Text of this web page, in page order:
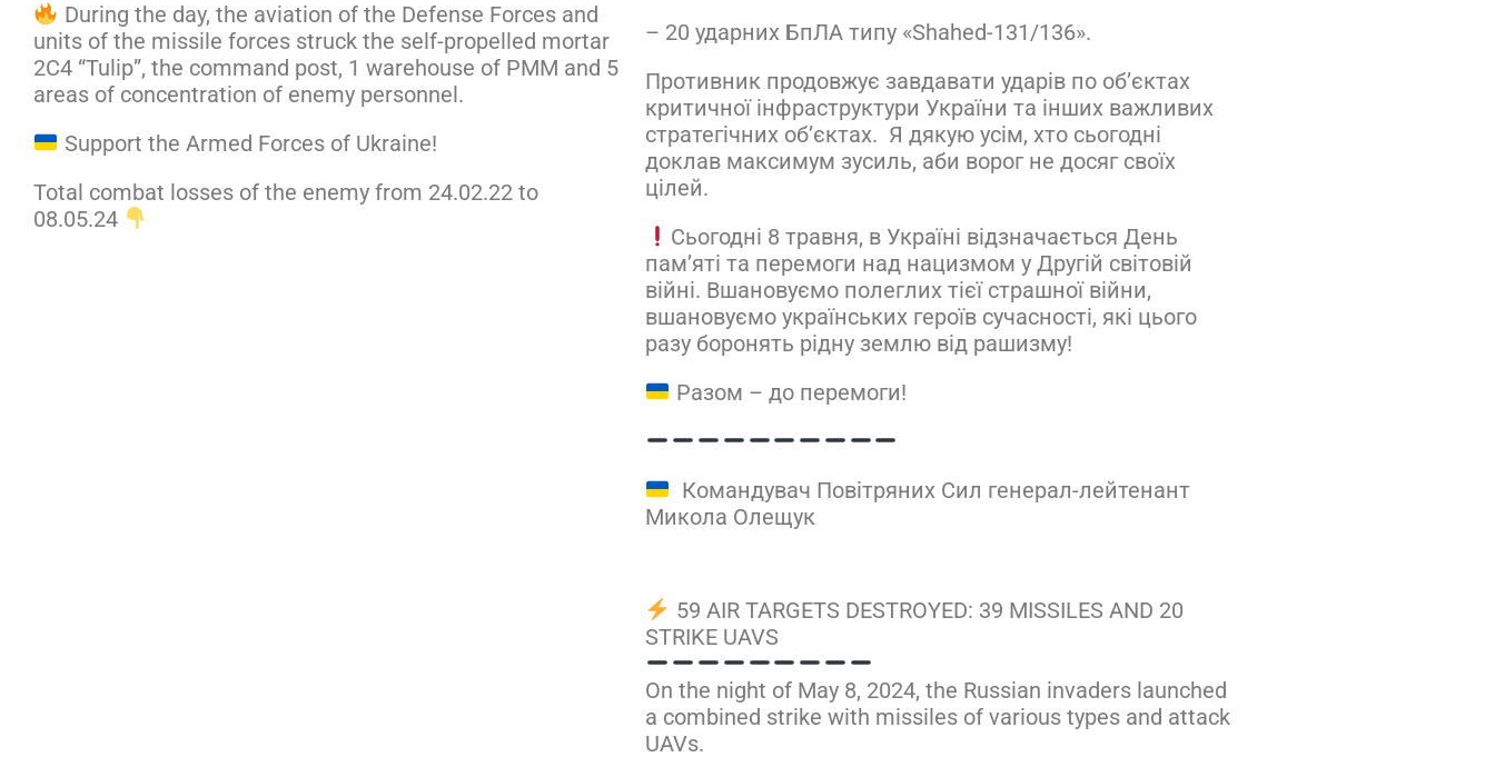
During the day, the aviation of the Defense Forces and
units of the missile forces struck the self-propelled mortar
2C4 “Tulip”, the command post, 1 warehouse of PMM and 5
areas of concentration of enemy personnel.
Support the Armed Forces of Ukraine!
Total combat losses of the enemy from 24.02.22 to
08.05.24
– 20 ударних БпЛА типу «Shahed-131/136».
Противник продовжує завдавати ударів по об’єктах
критичної інфраструктури України та інших важливих
стратегічних об’єктах. Я дякую усім, хто сьогодні
доклав максимум зусиль, аби ворог не досяг своїх
цілей.
Сьогодні 8 травня, в Україні відзначається День
пам’яті та перемоги над нацизмом у Другій світовій
війні. Вшановуємо полеглих тієї страшної війни,
вшановуємо українських героїв сучасності, які цього
разу боронять рідну землю від рашизму!
Разом – до перемоги!
Командувач Повітряних Сил генерал-лейтенант
Микола Олещук
59 AIR TARGETS DESTROYED: 39 MISSILES AND 20
STRIKE UAVS
On the night of May 8, 2024, the Russian invaders launched
a combined strike with missiles of various types and attack
UAVs.